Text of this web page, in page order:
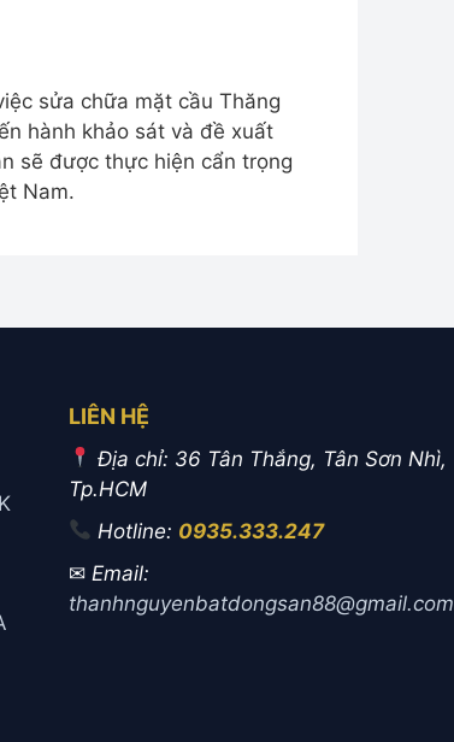
sửa chữa mặt cầu Thăng
hành khảo sát và đề xuất
sẽ được thực hiện cẩn trọng
Nam.
LIÊN HỆ
Địa chỉ: 36 Tân Thắng, Tân Sơn Nhì,
Tp.HCM
Hotline: 0935.333.247
✉ Email:
thanhnguyenbatdongsan88@gmail.com